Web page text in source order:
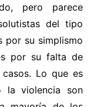
pero parece
del tipo
por su simplismo
por su falta de
Lo que es
la violencia son